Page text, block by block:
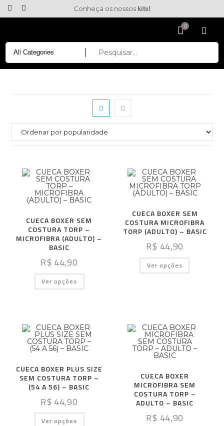
Conheça os nossos kits!
CUECA BOXER SEM
COSTURA TORP –
MICROFIBRA (ADULTO) –
BASIC
R$ 44,90
Ver opções
CUECA BOXER SEM
COSTURA MICROFIBRA
TORP (ADULTO) – BASIC
R$ 44,90
Ver opções
CUECA BOXER PLUS SIZE
SEM COSTURA TORP –
(54 A 56) – BASIC
R$ 44,90
Ver opções
CUECA BOXER
MICROFIBRA SEM
COSTURA TORP –
ADULTO – BASIC
R$ 44,90